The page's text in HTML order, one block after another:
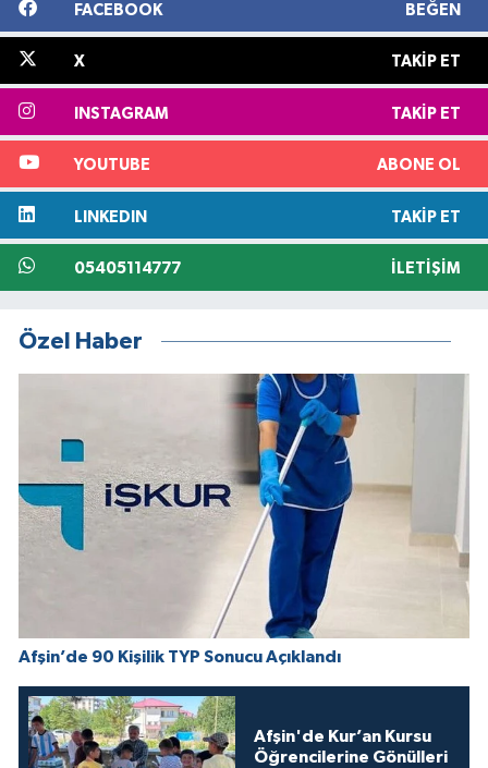
FACEBOOK BEĞEN
X TAKIP ET
INSTAGRAM TAKIP ET
YOUTUBE ABONE OL
LINKEDIN TAKIP ET
05405114777 İLETIŞIM
Özel Haber
Afşin’de 90 Kişilik TYP Sonucu Açıklandı
Afşin'de Kur’an Kursu
Öğrencilerine Gönülleri